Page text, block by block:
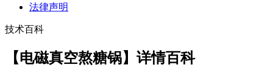
法律声明
技术百科
【电磁真空熬糖锅】详情百科